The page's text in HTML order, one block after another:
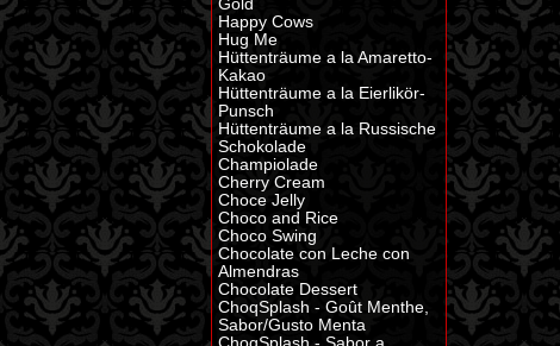
Gold
Happy Cows
Hug Me
Hüttenträume a la Amaretto-
Kakao
Hüttenträume a la Eierlikör-
Punsch
Hüttenträume a la Russische
Schokolade
Champiolade
Cherry Cream
Choce Jelly
Choco and Rice
Choco Swing
Chocolate con Leche con
Almendras
Chocolate Dessert
ChoqSplash - Goût Menthe,
Sabor/Gusto Menta